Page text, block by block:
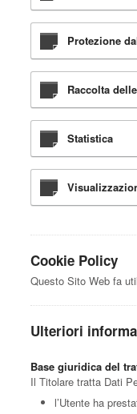
Protezione
Raccolta
Statistica
Cookie Policy
Questo Sito Web fa
Ulteriori
Base giuridica del
Il Titolare tratta Dati
l’Utente ha